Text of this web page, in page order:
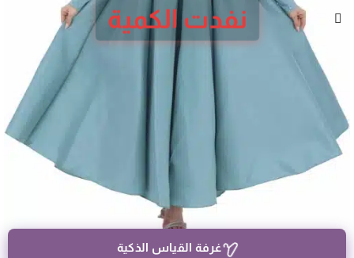
نفدت الكمية
غرفة القياس الذكية